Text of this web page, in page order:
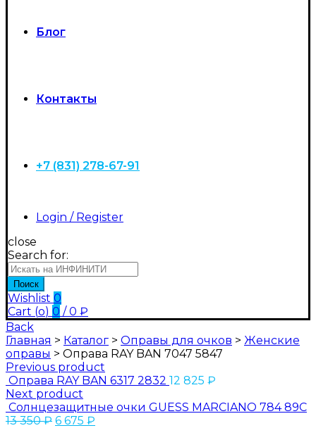
Блог
Контакты
+7 (831) 278-67-91
Login / Register
close
Search for:
Поиск
Wishlist 0
Cart (o) 0 / 0 ₽
Back
Главная > Каталог > Оправы для очков > Женские
оправы > Оправа RAY BAN 7047 5847
Previous product
Оправа RAY BAN 6317 2832 12 825 ₽
Next product
Солнцезащитные очки GUESS MARCIANO 784 89C
13 350₽ 6 675 ₽